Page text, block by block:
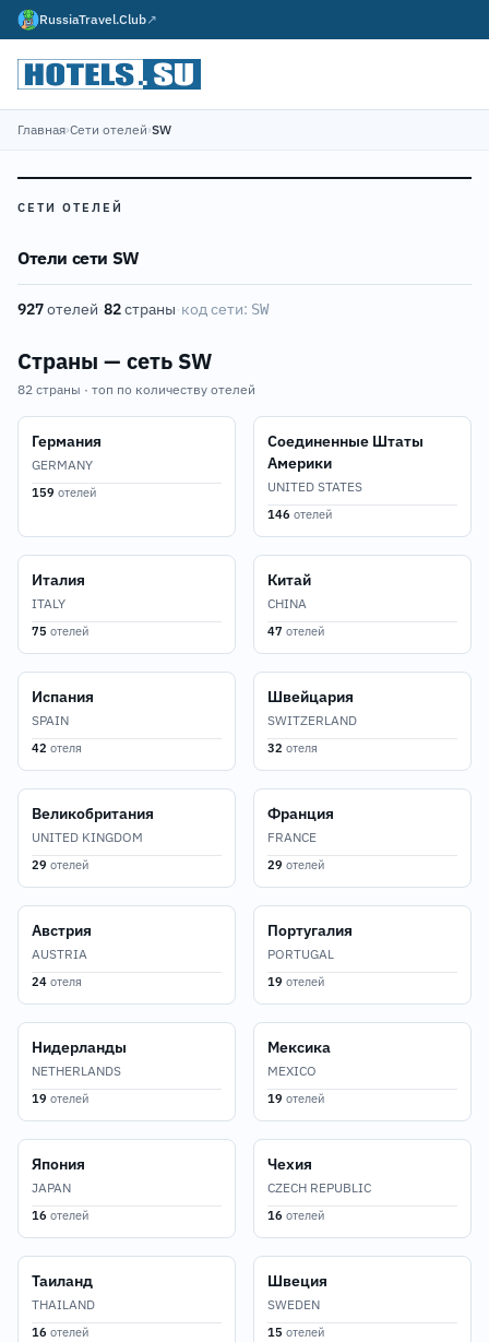
RussiaTravel.Club↗
Главная›Сети отелей›SW
СЕТИ ОТЕЛЕЙ
Отели сети SW
927отелей·82страны·код сети: SW
Страны — сеть SW
82 страны · топ по количеству отелей
Германия
GERMANY
159 отелей
Соединенные Штаты
Америки
UNITED STATES
146 отелей
Италия
ITALY
75 отелей
Китай
CHINA
47 отелей
Испания
SPAIN
42 отеля
Швейцария
SWITZERLAND
32 отеля
Великобритания
UNITED KINGDOM
29 отелей
Франция
FRANCE
29 отелей
Австрия
AUSTRIA
24 отеля
Португалия
PORTUGAL
19 отелей
Нидерланды
NETHERLANDS
19 отелей
Мексика
MEXICO
19 отелей
Япония
JAPAN
16 отелей
Чехия
CZECH REPUBLIC
16 отелей
Таиланд
THAILAND
16 отелей
Швеция
SWEDEN
15 отелей